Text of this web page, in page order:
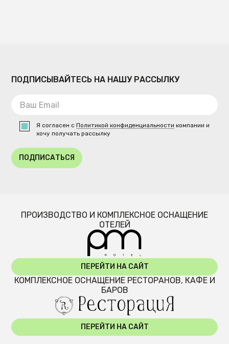
ПОДПИСЫВАЙТЕСЬ НА НАШУ РАССЫЛКУ
Я согласен сПолитикой конфиденциальности компании и
хочу получать рассылку
ПОДПИСАТЬСЯ
ПРОИЗВОДСТВО И КОМПЛЕКСНОЕ ОСНАЩЕНИЕ
ОТЕЛЕЙ
ПЕРЕЙТИ НА САЙТ
КОМПЛЕКСНОЕ ОСНАЩЕНИЕ РЕСТОРАНОВ, КАФЕ И
БАРОВ
ПЕРЕЙТИ НА САЙТ